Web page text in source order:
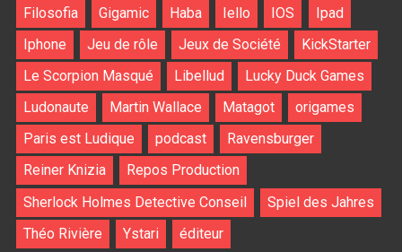
Filosofia
Gigamic Haba Iello IOS
Ipad
Iphone
Jeu de rôle Jeux de Société
KickStarter
Le Scorpion Masqué
Libellud
Lucky Duck Games
Ludonaute
Martin Wallace Matagot
origames
Paris est Ludique
podcast
Ravensburger
Reiner Knizia
Repos Production
Sherlock Holmes Detective Conseil
Spiel des Jahres
Théo Rivière
Ystari éditeur